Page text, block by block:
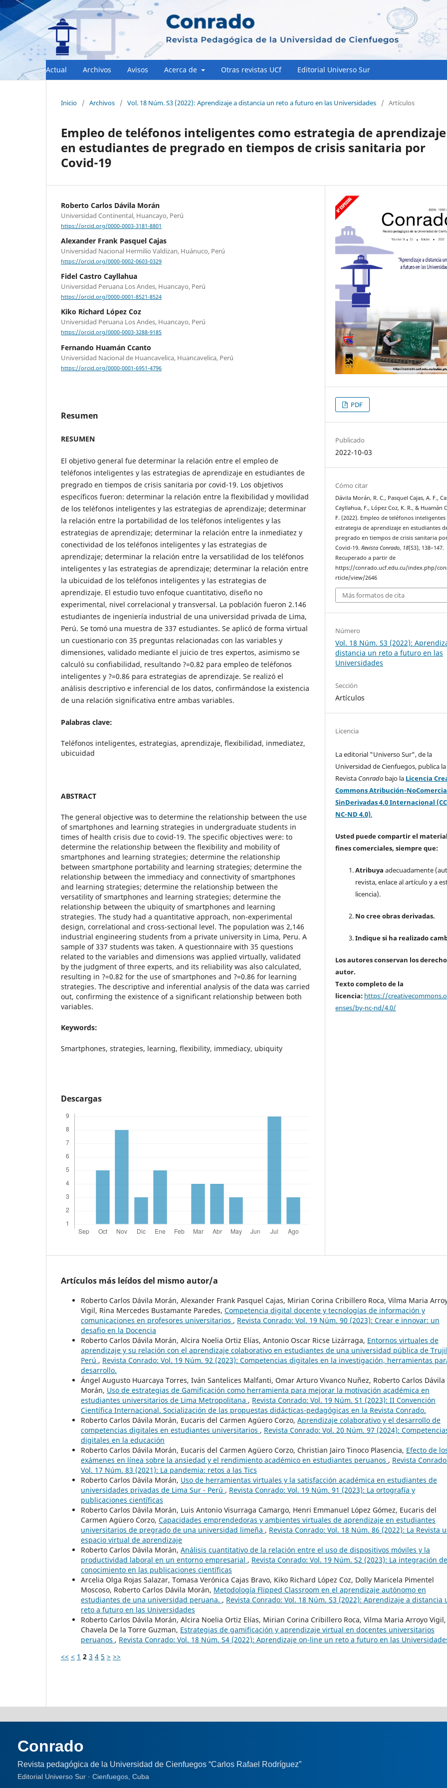
Actual Archivos Avisos Acerca de Otras revistas UCf Editorial Universo Sur
Inicio / Archivos / Vol. 18 Núm. S3 (2022): Aprendizaje a distancia un reto a futuro en las Universidades / Artículos
Empleo de teléfonos inteligentes como estrategia de aprendizaje
en estudiantes de pregrado en tiempos de crisis sanitaria por
Covid-19
Roberto Carlos Dávila Morán
Universidad Continental, Huancayo, Perú
https://orcid.org/0000-0003-3181-8801
Alexander Frank Pasquel Cajas
Universidad Nacional Hermilio Valdizan, Huánuco, Perú
https://orcid.org/0000-0002-0603-0329
Fidel Castro Cayllahua
Universidad Peruana Los Andes, Huancayo, Perú
https://orcid.org/0000-0001-8521-8524
Kiko Richard López Coz
Universidad Peruana Los Andes, Huancayo, Perú
https://orcid.org/0000-0003-3288-9185
Fernando Huamán Ccanto
Universidad Nacional de Huancavelica, Huancavelica, Perú
https://orcid.org/0000-0001-6951-4796
Resumen
RESUMEN
El objetivo general fue determinar la relación entre el empleo de
teléfonos inteligentes y las estrategias de aprendizaje en estudiantes de
pregrado en tiempos de crisis sanitaria por covid-19. Los objetivos
específicos fueron: determinar la relación entre la flexibilidad y movilidad
de los teléfonos inteligentes y las estrategias de aprendizaje; determinar
la relación entre la portabilidad de los teléfonos inteligentes y las
estrategias de aprendizaje; determinar la relación entre la inmediatez y
conectividad de los teléfonos inteligentes y las estrategias de
aprendizaje; determinar la relación entre la versatilidad de los teléfonos
inteligentes y las estrategias de aprendizaje; determinar la relación entre
la ubicuidad de los teléfonos inteligentes y las estrategias de
aprendizaje. El estudio tuvo enfoque cuantitativo, diseño no
experimental, nivel correlacional y transversal. La población fueron 2.146
estudiantes de ingeniería industrial de una universidad privada de Lima,
Perú. Se tomó una muestra de 337 estudiantes. Se aplicó de forma virtual
un cuestionario con 35 preguntas relacionadas con las variables y
dimensiones, validado mediante el juicio de tres expertos, asimismo se
calculó su confiabilidad, resultando ?=0.82 para empleo de teléfonos
inteligentes y ?=0.86 para estrategias de aprendizaje. Se realizó el
análisis descriptivo e inferencial de los datos, confirmándose la existencia
de una relación significativa entre ambas variables.
Palabras clave:
Teléfonos inteligentes, estrategias, aprendizaje, flexibilidad, inmediatez,
ubicuidad
ABSTRACT
The general objective was to determine the relationship between the use
of smartphones and learning strategies in undergraduate students in
times of health crisis due to covid-19. The specific objectives were: to
determine the relationship between the flexibility and mobility of
smartphones and learning strategies; determine the relationship
between smartphone portability and learning strategies; determine the
relationship between the immediacy and connectivity of smartphones
and learning strategies; determine the relationship between the
versatility of smartphones and learning strategies; determine the
relationship between the ubiquity of smartphones and learning
strategies. The study had a quantitative approach, non-experimental
design, correlational and cross-sectional level. The population was 2,146
industrial engineering students from a private university in Lima, Peru. A
sample of 337 students was taken. A questionnaire with 35 questions
related to the variables and dimensions was applied virtually, validated
by the judgment of three experts, and its reliability was also calculated,
resulting in ?=0.82 for the use of smartphones and ?=0.86 for learning
strategies. The descriptive and inferential analysis of the data was carried
out, confirming the existence of a significant relationship between both
variables.
Keywords:
Smartphones, strategies, learning, flexibility, immediacy, ubiquity
Descargas
PDF
Publicado
2022-10-03
Cómo citar
Dávila Morán, R. C., Pasquel Cajas, A. F.,
Cayllahua, F., López Coz, K. R., & Huamán
F. (2022). Empleo de teléfonos inteligentes
estrategia de aprendizaje en estudiantes
pregrado en tiempos de crisis sanitaria
Covid-19.Revista Conrado, 18(S3), 138–147.
Recuperado a partir de
https://conrado.ucf.edu.cu/index.php/
rticle/view/2646
Más formatos de cita
Número
Vol. 18 Núm. S3 (2022):
distancia un reto a futuro en las
Universidades
Sección
Artículos
Licencia
La editorial "Universo Sur", de la
Universidad de Cienfuegos, publica la
Revista Conrado bajo la Licencia
Commons Atribución-
SinDerivadas 4.0 Internacional (CC
NC-ND 4.0).
Usted puede compartir el
fines comerciales, siempre que:
Atribuya adecuadamente
revista, enlace al artículo y a
licencia).
No cree obras derivadas.
Indique si ha realizado
Los autores conservan los
autor.
Texto completo de la
licencia: https://
enses/by-nc-nd/4.0/
Artículos más leídos del mismo autor/a
Roberto Carlos Dávila Morán, Alexander Frank Pasquel Cajas, Mirian Corina Cribillero Roca, Vilma Maria
Vigil, Rina Mercedes Bustamante Paredes, Competencia digital docente y tecnologías de información y
comunicaciones en profesores universitarios , Revista Conrado: Vol. 19 Núm. 90 (2023): Crear e innovar: un
desafio en la Docencia
Roberto Carlos Dávila Morán, Alcira Noelia Ortiz Elías, Antonio Oscar Ricse Lizárraga, Entornos virtuales de
aprendizaje y su relación con el aprendizaje colaborativo en estudiantes de una universidad pública de
Perú , Revista Conrado: Vol. 19 Núm. 92 (2023): Competencias digitales en la investigación, herramientas
desarrollo.
Ángel Augusto Huarcaya Torres, Iván Santelices Malfanti, Omar Arturo Vivanco Nuñez, Roberto Carlos Dávila
Morán, Uso de estrategias de Gamificación como herramienta para mejorar la motivación académica en
estudiantes universitarios de Lima Metropolitana , Revista Conrado: Vol. 19 Núm. S1 (2023): II Convención
Científica Internacional. Socialización de las propuestas didácticas-pedagógicas en la Revista Conrado.
Roberto Carlos Dávila Morán, Eucaris del Carmen Agüero Corzo, Aprendizaje colaborativo y el desarrollo de
competencias digitales en estudiantes universitarios , Revista Conrado: Vol. 20 Núm. 97 (2024):
digitales en la educación
Roberto Carlos Dávila Morán, Eucaris del Carmen Agüero Corzo, Christian Jairo Tinoco Plasencia, Efecto de
exámenes en línea sobre la ansiedad y el rendimiento académico en estudiantes peruanos , Revista
Vol. 17 Núm. 83 (2021): La pandemia: retos a las Tics
Roberto Carlos Dávila Morán, Uso de herramientas virtuales y la satisfacción académica en estudiantes de
universidades privadas de Lima Sur - Perú , Revista Conrado: Vol. 19 Núm. 91 (2023): La ortografía y
publicaciones científicas
Roberto Carlos Dávila Morán, Luis Antonio Visurraga Camargo, Henri Emmanuel López Gómez, Eucaris del
Carmen Agüero Corzo, Capacidades emprendedoras y ambientes virtuales de aprendizaje en estudiantes
universitarios de pregrado de una universidad limeña , Revista Conrado: Vol. 18 Núm. 86 (2022): La Revista
espacio virtual de aprendizaje
Roberto Carlos Dávila Morán, Análisis cuantitativo de la relación entre el uso de dispositivos móviles y la
productividad laboral en un entorno empresarial , Revista Conrado: Vol. 19 Núm. S2 (2023): La integración
conocimiento en las publicaciones científicas
Arcelia Olga Rojas Salazar, Tomasa Verónica Cajas Bravo, Kiko Richard López Coz, Dolly Maricela Pimentel
Moscoso, Roberto Carlos Dávila Morán, Metodología Flipped Classroom en el aprendizaje autónomo en
estudiantes de una universidad peruana. , Revista Conrado: Vol. 18 Núm. S3 (2022): Aprendizaje a distancia
reto a futuro en las Universidades
Roberto Carlos Dávila Morán, Alcira Noelia Ortiz Elías, Mirian Corina Cribillero Roca, Vilma Maria Arroyo Vigil,
Chavela De la Torre Guzman, Estrategias de gamificación y aprendizaje virtual en docentes universitarios
peruanos , Revista Conrado: Vol. 18 Núm. S4 (2022): Aprendizaje on-line un reto a futuro en las
<< < 1 2 3 4 5 > >>
Conrado
Revista pedagógica de la Universidad de Cienfuegos “Carlos Rafael Rodríguez”
Editorial Universo Sur · Cienfuegos, Cuba